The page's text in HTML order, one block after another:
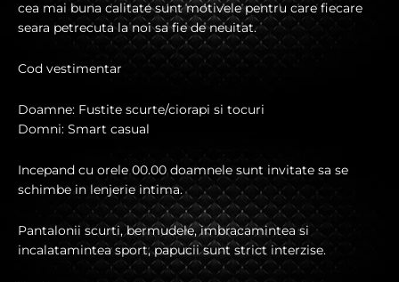
cea mai buna calitate sunt motivele pentru care fiecare
seara petrecuta la noi sa fie de neuitat.
Cod vestimentar
Doamne: Fustite scurte/ciorapi si tocuri
Domni: Smart casual
Incepand cu orele 00.00 doamnele sunt invitate sa se
schimbe in lenjerie intima.
Pantalonii scurti, bermudele, imbracamintea si
incalatamintea sport, papucii sunt strict interzise.